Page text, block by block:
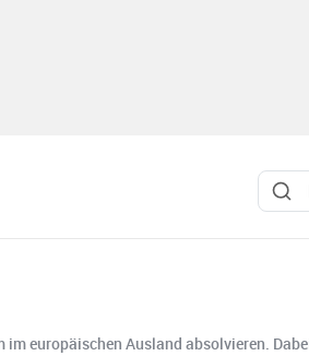
europäischen Ausland absolvieren.